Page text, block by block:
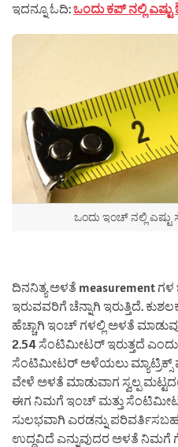
ಇದನ್ನೂ ಓದಿ:ಒಂದು ಕಪ್ ನಲ್ಲಿ ಎಷ್ಟು
ಒಂದು ಇಂಚ್ ನಲ್ಲಿ
ದಿನನಿತ್ಯ ಅಳತೆ measurement
ಇರುವವರಿಗೆ ಚೆನ್ನಾಗಿ ಇರುತ್ತಿದೆ.
ಹೆಚ್ಚಾಗಿ ಇಂಚ್ ಗಳಲ್ಲಿ ಅಳತೆ
2.54 ಸೆಂಟಿಮೀಟರ್ ಇರುತ್ತದೆ ಎಂದು
ಸೆಂಟಿಮೀಟರ್ ಅಳೆಯಲು ಮ್ಯಾಟ್ರಿಕ್ಸ್
ವೇಳೆ ಅಳತೆ ಮಾಡುವಾಗ ಸ್ವಲ್ಪ
ಈಗ ನಿಮಗೆ ಇಂಚ್ ಮತ್ತು
ಸುಲಭವಾಗಿ ಎರಡನ್ನು
ಉದ್ಧವಿದೆ ಎನ್ನುವುದರ ಅಳತೆ ನಿಮಗೆ